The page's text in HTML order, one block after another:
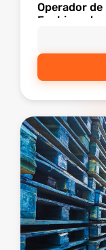
Operador
Enchimento